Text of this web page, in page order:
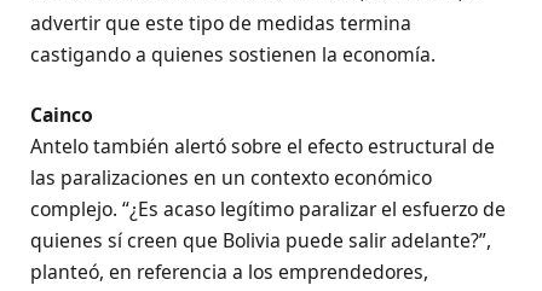
advertir que este tipo de medidas termina
castigando a quienes sostienen la economía.
Cainco
Antelo también alertó sobre el efecto estructural de
las paralizaciones en un contexto económico
complejo. “¿Es acaso legítimo paralizar el esfuerzo de
quienes sí creen que Bolivia puede salir adelante?”,
planteó, en referencia a los emprendedores,